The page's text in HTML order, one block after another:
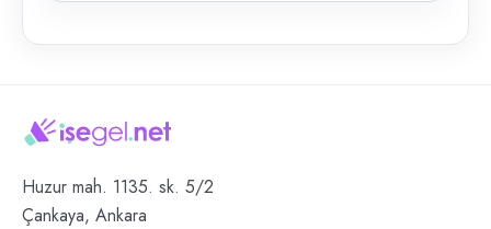
Huzur mah. 1135. sk. 5/2
Çankaya, Ankara